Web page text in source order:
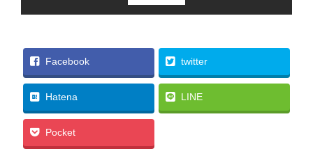
Facebook twitter
Hatena LINE
Pocket